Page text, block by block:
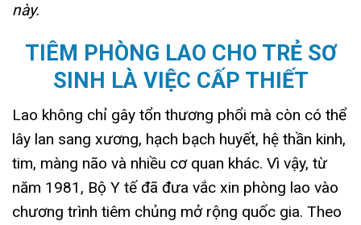
này.
TIÊM PHÒNG LAO CHO TRẺ SƠ
SINH LÀ VIỆC CẤP THIẾT
Lao không chỉ gây tổn thương phổi mà còn có thể
lây lan sang xương, hạch bạch huyết, hệ thần kinh,
tim, màng não và nhiều cơ quan khác. Vì vậy, từ
năm 1981, Bộ Y tế đã đưa vắc xin phòng lao vào
chương trình tiêm chủng mở rộng quốc gia. Theo